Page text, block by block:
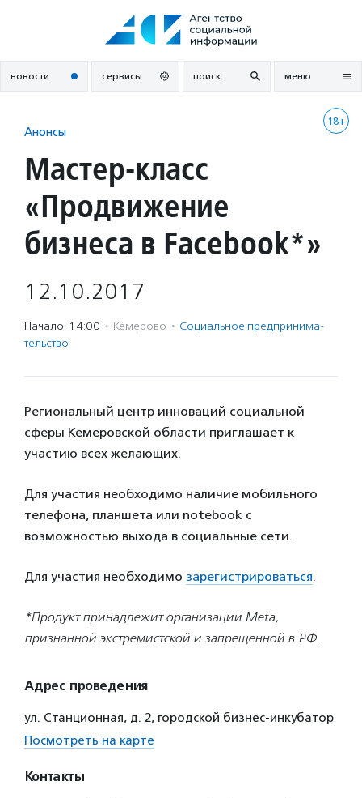
новости сервисы поиск меню
18+
Анонсы
Мастер-класс
«Продвижение
бизнеса в Facebook*»
12.10.2017
Начало: 14:00 · Кемерово · Социальное предпри­нима­
тель­ство
Региональный центр инноваций социальной
сферы Кемеровской области приглашает к
участию всех желающих.
Для участия необходимо наличие мобильного
телефона, планшета или notebook с
возможностью выхода в социальные сети.
Для участия необходимо зарегистрироваться.
*Продукт принадлежит организации Meta,
признанной экстремистской и запрещенной в РФ.
Адрес проведения
ул. Станционная, д. 2, городской бизнес-инкубатор
Посмотреть на карте
Контакты